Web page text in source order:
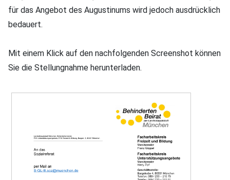
für das Angebot des Augustinums wird jedoch ausdrücklich
bedauert.
Mit einem Klick auf den nachfolgenden Screenshot können
Sie die Stellungnahme herunterladen.